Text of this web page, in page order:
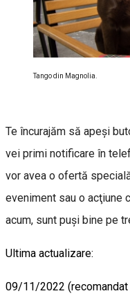
Tango din Magnolia.
Te încurajăm să apeşi
vei primi notificare în
vor avea o ofertă
eveniment sau o acţiune
acum, sunt puşi bine pe
Ultima actualizare:
09/11/2022